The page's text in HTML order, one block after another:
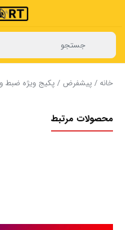
خانه/پیشفرض / پکیج ویژه ضبط و
محصولات مرتبط